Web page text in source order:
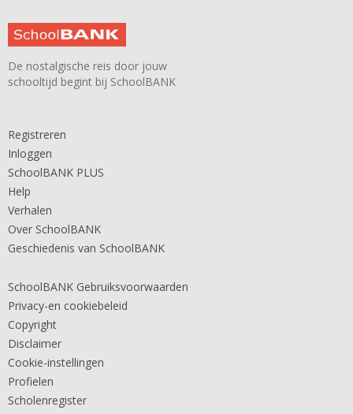
De nostalgische reis door jouw
schooltijd begint bij SchoolBANK
Registreren
Inloggen
SchoolBANK PLUS
Help
Verhalen
Over SchoolBANK
Geschiedenis van SchoolBANK
SchoolBANK Gebruiksvoorwaarden
Privacy-en cookiebeleid
Copyright
Disclaimer
Cookie-instellingen
Profielen
Scholenregister